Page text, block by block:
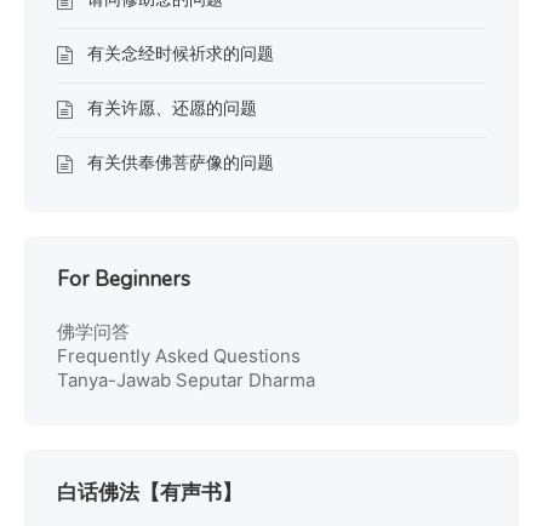
有关念经时候祈求的问题
有关许愿、还愿的问题
有关供奉佛菩萨像的问题
For Beginners
佛学问答
Frequently Asked Questions
Tanya-Jawab Seputar Dharma
白话佛法【有声书】